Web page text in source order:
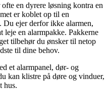
en dyrere løsning kontra en
er koblet op til en
Du ejer derfor ikke alarmen,
leje en alarmpakke. Pakkerne
tilbehør du ønsker til netop
til dine behov.
et alarmpanel, dør- og
kan klistre på døre og vinduer,
hus.